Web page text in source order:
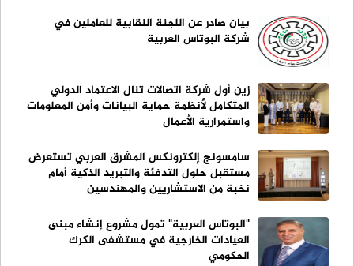
بيان صادر عن اللجنة النقابية للعاملين في
شركة البوتاس العربية
زين أول شركة اتصالات تنال الاعتماد الدولي
المتكامل لأنظمة حماية البيانات وأمن المعلومات
واستمرارية الأعمال
سامسونج إلكترونكس المشرق العربي تستعرض
مستقبل حلول التدفئة والتبريد الذكية أمام
نخبة من الاستشاريين والمهندسين
"البوتاس العربية" تمول مشروع إنشاء مبنى
العيادات الخارجية في مستشفى الكرك
الحكومي